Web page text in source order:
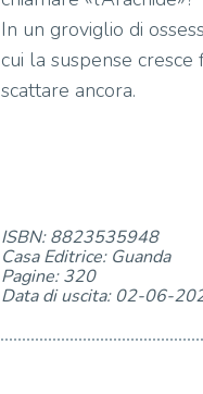
In un groviglio di
cui la suspense
scattare ancora.
ISBN: 8823535948
Casa Editrice: Guanda
Pagine: 320
Data di uscita: 02-06-